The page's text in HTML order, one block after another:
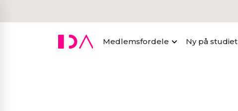
Medlemsfordele Ny på studiet